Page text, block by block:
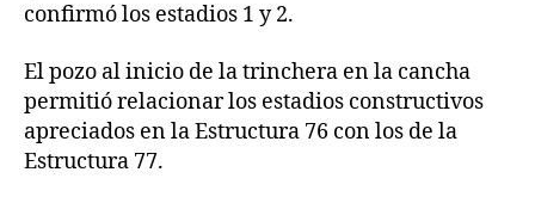
confirmó los estadios 1 y 2.
El pozo al inicio de la trinchera en la cancha
permitió relacionar los estadios constructivos
apreciados en la Estructura 76 con los de la
Estructura 77.